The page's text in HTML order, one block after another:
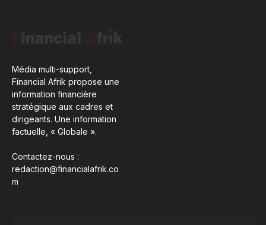
Média multi-support,
Financial Afrik propose une
information financière
stratégique aux cadres et
dirigeants. Une information
factuelle, « Globale ».
Contactez-nous :
redaction@financialafrik.co
m